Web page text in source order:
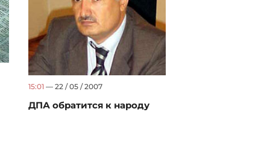
15:01 — 22 / 05 / 2007
ДПА обратится к народу